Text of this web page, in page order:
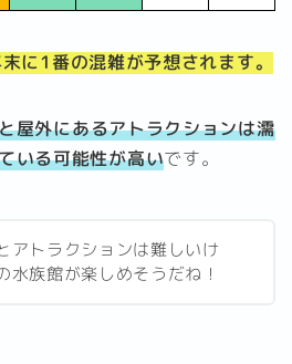
に1番の混雑が予想されます。
屋外にあるアトラクションは濡
いる可能性が高いです。
アトラクションは難しいけ
水族館が楽しめそうだね！